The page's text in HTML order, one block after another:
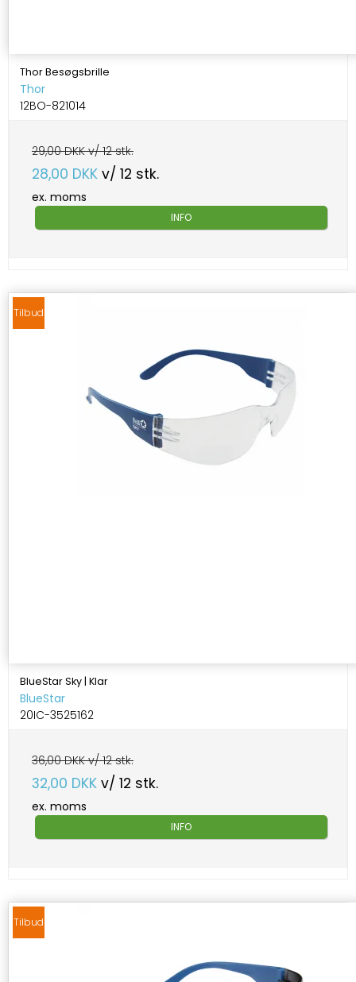
Thor Besøgsbrille
Thor
12BO-821014
29,00 DKK v/ 12 stk.
28,00 DKK v/ 12 stk.
ex. moms
INFO
Tilbud
BlueStar Sky | Klar
BlueStar
20IC-3525162
36,00 DKK v/ 12 stk.
32,00 DKK v/ 12 stk.
ex. moms
INFO
Tilbud